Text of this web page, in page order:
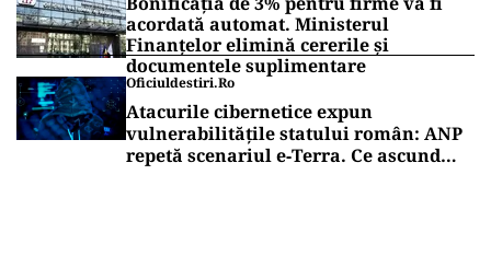
acordată automat. Ministerul
Finanțelor elimină cererile și
documentele suplimentare
Oficiuldestiri.ro
Atacurile cibernetice expun
vulnerabilitățile statului român: ANP
repetă scenariul e‑Terra. Ce ascund